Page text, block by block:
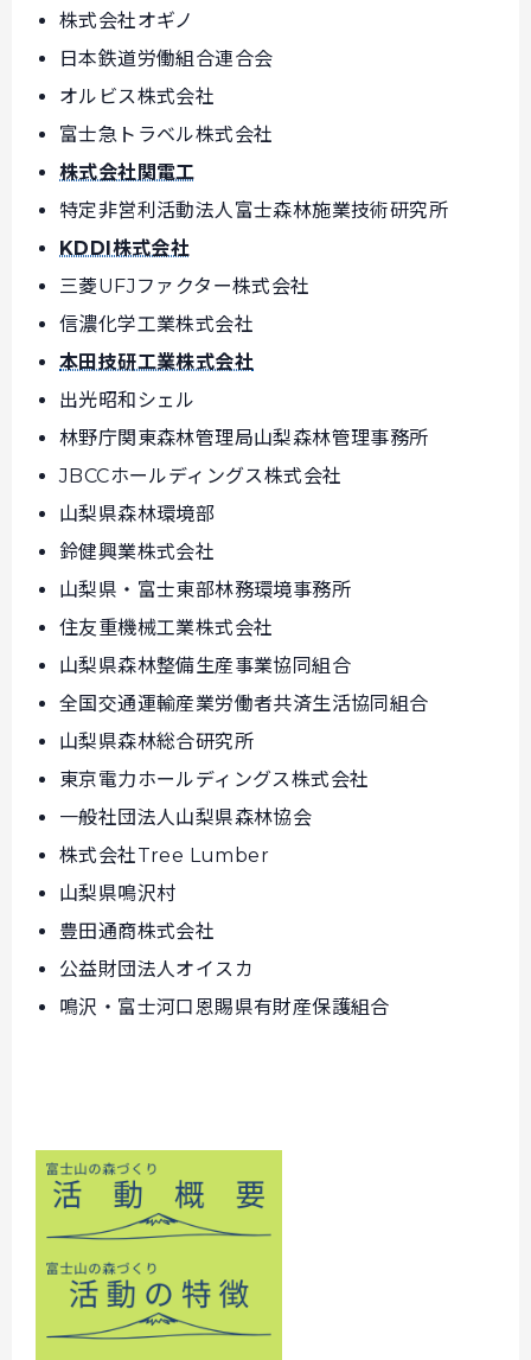
株式会社オギノ
日本鉄道労働組合連合会
オルビス株式会社
富士急トラベル株式会社
株式会社関電工
特定非営利活動法人富士森林施業技術研究所
KDDI株式会社
三菱UFJファクター株式会社
信濃化学工業株式会社
本田技研工業株式会社
出光昭和シェル
林野庁関東森林管理局山梨森林管理事務所
JBCCホールディングス株式会社
山梨県森林環境部
鈴健興業株式会社
山梨県・富士東部林務環境事務所
住友重機械工業株式会社
山梨県森林整備生産事業協同組合
全国交通運輸産業労働者共済生活協同組合
山梨県森林総合研究所
東京電力ホールディングス株式会社
一般社団法人山梨県森林協会
株式会社Tree Lumber
山梨県鳴沢村
豊田通商株式会社
公益財団法人オイスカ
鳴沢・富士河口恩賜県有財産保護組合